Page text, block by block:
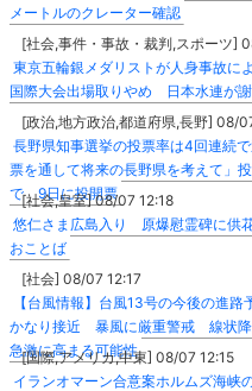
メートルのクレーター確認
[社会,事件・事故・裁判,スポーツ]
東京五輪銀メダリストが人身事故
国際大会出場取りやめ 日本水連が
[政治,地方政治,都道府県,長野] 08/
長野県知事選挙の投票率は4回連
票を通して将来の長野県を考えて」
で 9日に投開票
[社会,皇室] 08/07 12:18
悠仁さま広島入り 原爆慰霊碑に供
おことば
[社会] 08/07 12:17
【台風情報】台風13号の今後の進
かなり接近 暴風に厳重警戒 線状降
急激に高まる可能性
[国際,アメリカ,中東] 08/07 12:15
イランオマーン合意案ホルムズ海